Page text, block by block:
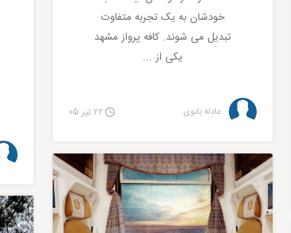
خودشان به یک تجربه متفاوت
تبدیل می شوند. کافه پرواز مشهد
یکی از ...
عادله بانوی ۲۲ تیر ۰۵